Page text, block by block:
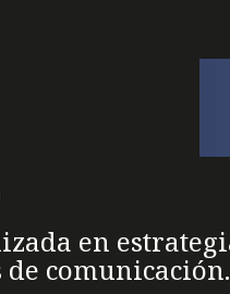
en
comunicación.